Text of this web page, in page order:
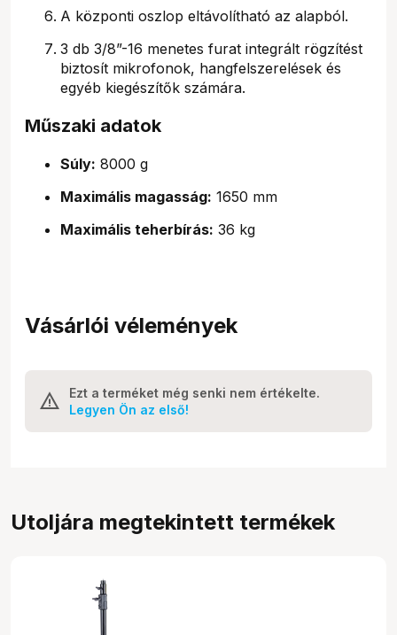
A központi oszlop eltávolítható az alapból.
3 db 3/8”-16 menetes furat integrált rögzítést
biztosít mikrofonok, hangfelszerelések és
egyéb kiegészítők számára.
Műszaki adatok
Súly: 8000 g
Maximális magasság: 1650 mm
Maximális teherbírás: 36 kg
Vásárlói vélemények
Ezt a terméket még senki nem értékelte.
Legyen Ön az első!
Utoljára megtekintett termékek